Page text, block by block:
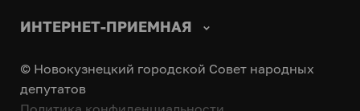
ИНТЕРНЕТ-ПРИЕМНАЯ
© Новокузнецкий городской Совет народных
депутатов